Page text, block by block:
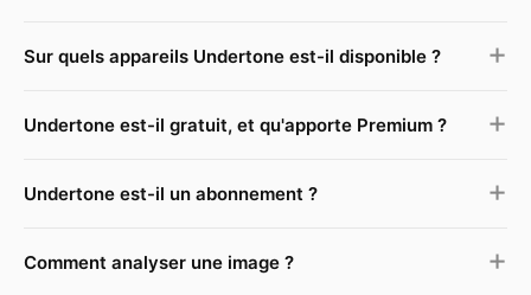
Sur quels appareils Undertone est-il disponible ?
Undertone est-il gratuit, et qu'apporte Premium ?
Undertone est-il un abonnement ?
Comment analyser une image ?